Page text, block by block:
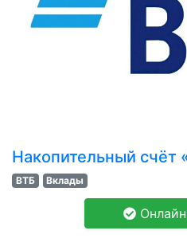
Накопительный счёт
ВТБ Вклады